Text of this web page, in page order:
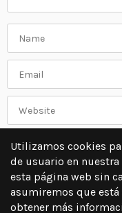
Utilizamos cookies
de usuario en
esta página web sin
asumiremos que está
obtener más